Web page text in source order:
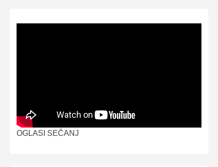
OGLASI SEČANJ